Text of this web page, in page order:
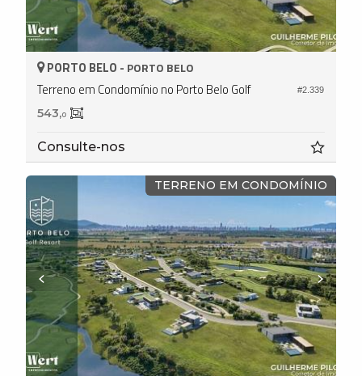
#2.339
PORTO BELO - PORTO BELO
Terreno em Condomínio no Porto Belo Golf
543,0
Consulte-nos
TERRENO EM CONDOMÍNIO